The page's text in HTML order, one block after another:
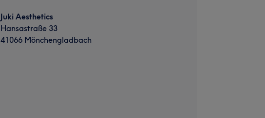
Juki Aesthetics
Hansastraße 33
41066 Mönchengladbach